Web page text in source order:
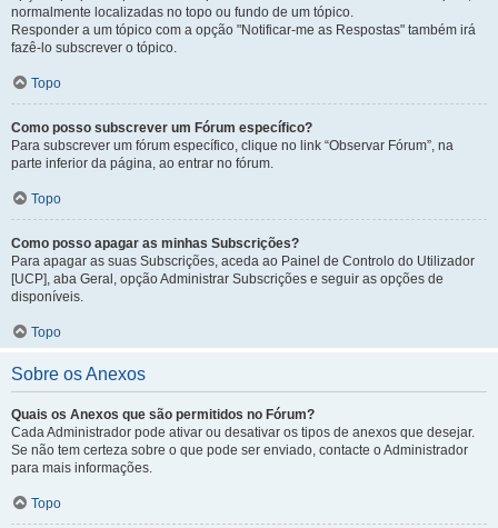
normalmente localizadas no topo ou fundo de um tópico.
Responder a um tópico com a opção "Notificar-me as Respostas" também irá
fazê-lo subscrever o tópico.
Topo
Como posso subscrever um Fórum específico?
Para subscrever um fórum específico, clique no link “Observar Fórum”, na
parte inferior da página, ao entrar no fórum.
Topo
Como posso apagar as minhas Subscrições?
Para apagar as suas Subscrições, aceda ao Painel de Controlo do Utilizador
[UCP], aba Geral, opção Administrar Subscrições e seguir as opções de
disponíveis.
Topo
Sobre os Anexos
Quais os Anexos que são permitidos no Fórum?
Cada Administrador pode ativar ou desativar os tipos de anexos que desejar.
Se não tem certeza sobre o que pode ser enviado, contacte o Administrador
para mais informações.
Topo